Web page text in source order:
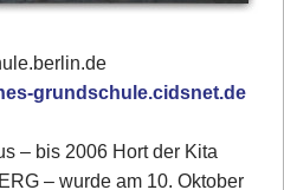
grundschule.cidsnet.de
– bis 2006 Hort der Kita
– wurde am 10. Oktober